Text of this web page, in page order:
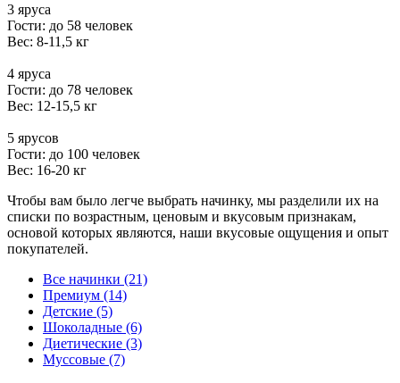
3 яруса
Гости: до 58 человек
Вес: 8-11,5 кг
4 яруса
Гости: до 78 человек
Вес: 12-15,5 кг
5 ярусов
Гости: до 100 человек
Вес: 16-20 кг
Чтобы вам было легче выбрать начинку, мы разделили их на
списки по возрастным, ценовым и вкусовым признакам,
основой которых являются, наши вкусовые ощущения и опыт
покупателей.
Все начинки (21)
Премиум (14)
Детские (5)
Шоколадные (6)
Диетические (3)
Муссовые (7)